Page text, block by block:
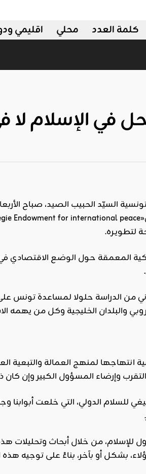
اقليمي محلي كلمة العدد
في الإسلام
لتطويـره.
المعمقة حول الوضع
من الدراسة حلولا لمساعدة تونس
والبلدان الخليجية وكل من
انتهاجها لمنهج العمالة والتبعية
وإرضاء المسؤول الكبير وإن كان
للسلام الدولي، التي خلعت
للإسلام، من خلال أبحاث وتحليلات
بشكل أو بآخر، بناءً على توجيه هذه